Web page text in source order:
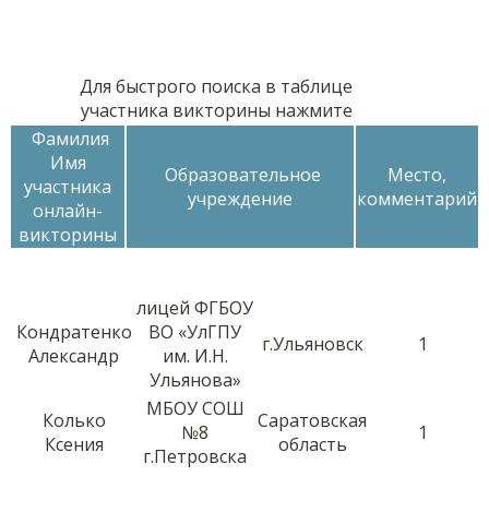
Для быстрого поиска в таблице
участника викторины нажмите
Фамилия
Имя
участника
онлайн-
викторины
Образовательное
учреждение
Место,
комментарий
Кондратенко
Александр
лицей ФГБОУ
ВО «УлГПУ
им. И.Н.
Ульянова»
г.Ульяновск 1
Колько
Ксения
МБОУ СОШ
№8
г.Петровска
Саратовская
область
1